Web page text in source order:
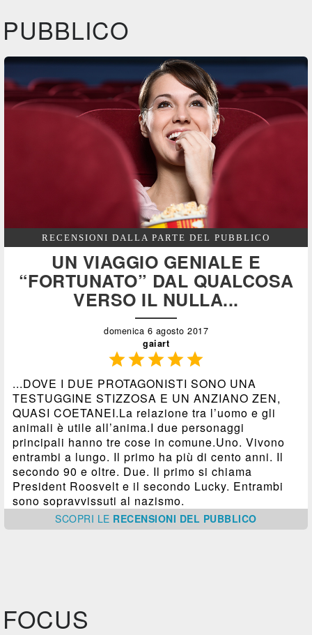
PUBBLICO
RECENSIONI DALLA PARTE DEL PUBBLICO
UN VIAGGIO GENIALE E
“FORTUNATO” DAL QUALCOSA
VERSO IL NULLA...
domenica 6 agosto 2017
gaiart

...DOVE I DUE PROTAGONISTI SONO UNA
TESTUGGINE STIZZOSA E UN ANZIANO ZEN,
QUASI COETANEI.La relazione tra l’uomo e gli
animali è utile all’anima.I due personaggi
principali hanno tre cose in comune.Uno. Vivono
entrambi a lungo. Il primo ha più di cento anni. Il
secondo 90 e oltre. Due. Il primo si chiama
President Roosvelt e il secondo Lucky. Entrambi
sono sopravvissuti al nazismo.
SCOPRI LE RECENSIONI DEL PUBBLICO
FOCUS